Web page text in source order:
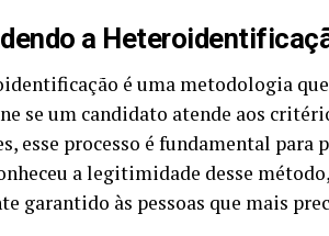
a
é uma metodologia
se um candidato atende aos
esse processo é fundamental para
a legitimidade desse
garantido às pessoas que mais